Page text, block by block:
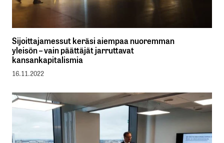
Sijoittajamessut keräsi aiempaa nuoremman
yleisön – vain päättäjät jarruttavat
kansankapitalismia
16.11.2022